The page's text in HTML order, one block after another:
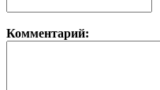
Комментарий: